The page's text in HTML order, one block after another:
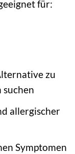
für:
zu
allergischer
Symptomen